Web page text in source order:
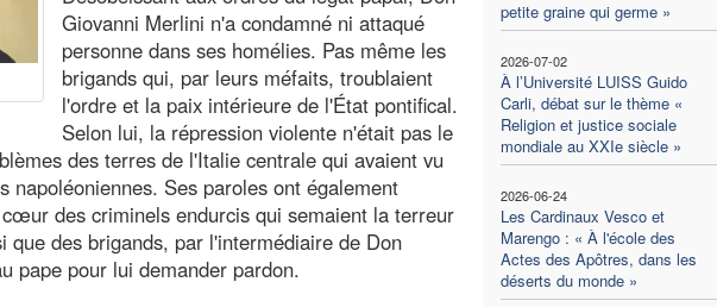
petite graine qui germe »
2026-07-02
À l’Université LUISS Guido
Carli, débat sur le thème «
Religion et justice sociale
mondiale au XXIe siècle »
2026-06-24
Les Cardinaux Vesco et
Marengo : « À l'école des
Actes des Apôtres, dans les
déserts du monde »
Giovanni Merlini n'a condamné ni attaqué
personne dans ses homélies. Pas même les
brigands qui, par leurs méfaits, troublaient
l'ordre et la paix intérieure de l'État pontifical.
Selon lui, la répression violente n'était pas le
des terres de l'Italie centrale qui avaient vu
napoléoniennes. Ses paroles ont également
des criminels endurcis qui semaient la terreur
que des brigands, par l'intermédiaire de Don
pape pour lui demander pardon.